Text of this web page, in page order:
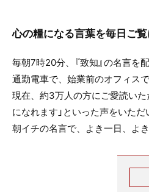
心の糧になる言葉を毎日ご
毎朝7時20分、『致知』の名言を
通勤電車で、始業前のオフィス
現在、約3万人の方にご愛読いた
になれます」といった声をいただ
朝イチの名言で、よき一日、よ